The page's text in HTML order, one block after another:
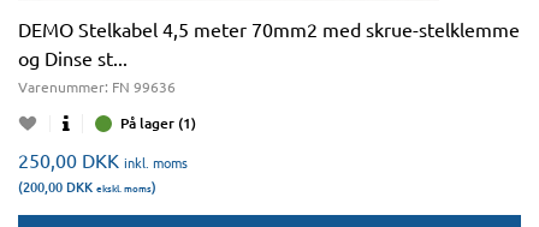
DEMO Stelkabel 4,5 meter 70mm2 med skrue-stelklemme
og Dinse st...
Varenummer: FN 99636
På lager (1)
250,00 DKK inkl. moms
(200,00 DKK ekskl. moms)